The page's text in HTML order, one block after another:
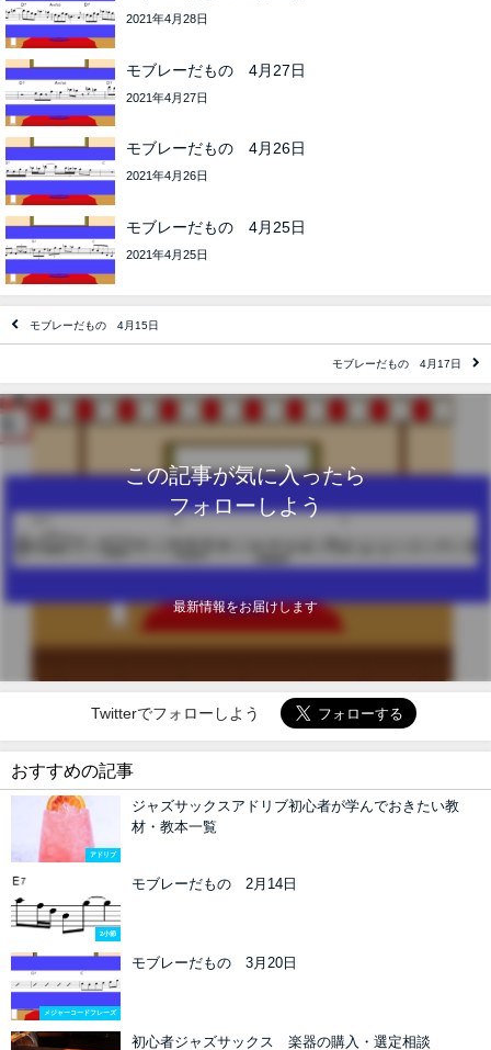
2021年4月28日
モブレーだもの 4月27日
2021年4月27日
モブレーだもの 4月26日
2021年4月26日
モブレーだもの 4月25日
2021年4月25日
モブレーだもの 4月15日
モブレーだもの 4月17日
この記事が気に入ったら
フォローしよう
最新情報をお届けします
Twitterでフォローしよう
おすすめの記事
アドリブ
ジャズサックスアドリブ初心者が学んでおきたい教
材・教本一覧
2小節
モブレーだもの 2月14日
メジャーコードフレーズ
モブレーだもの 3月20日
初心者ジャズサックス 楽器の購入・選定相談